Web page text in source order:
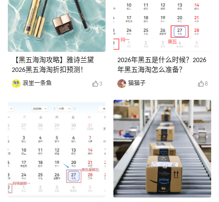
【黑五海淘攻略】雅诗兰黛
2026黑五海淘折扣预测！
浪里一条鱼 3
2026年黑五是什么时候？2026
年黑五海淘怎么准备？
猫猫子 8